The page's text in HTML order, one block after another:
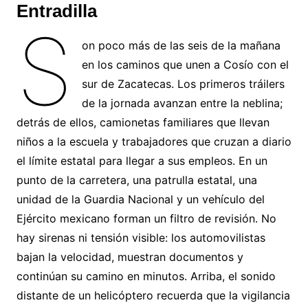
Entradilla
S
on poco más de las seis de la mañana
en los caminos que unen a Cosío con el
sur de Zacatecas. Los primeros tráilers
de la jornada avanzan entre la neblina;
detrás de ellos, camionetas familiares que llevan
niños a la escuela y trabajadores que cruzan a diario
el límite estatal para llegar a sus empleos. En un
punto de la carretera, una patrulla estatal, una
unidad de la Guardia Nacional y un vehículo del
Ejército mexicano forman un filtro de revisión. No
hay sirenas ni tensión visible: los automovilistas
bajan la velocidad, muestran documentos y
continúan su camino en minutos. Arriba, el sonido
distante de un helicóptero recuerda que la vigilancia